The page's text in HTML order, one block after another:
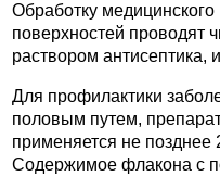
Обработку
поверхностей проводят
раствором антисептика,
Для профилактики
половым путем,
применяется не позднее
Содержимое флакона с